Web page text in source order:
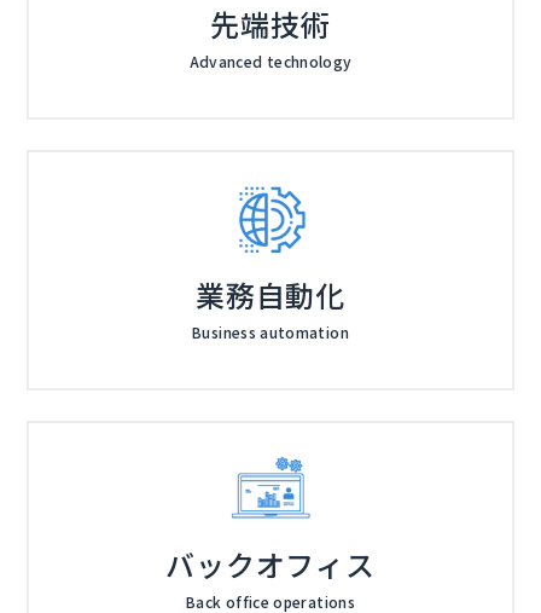
先端技術
Advanced technology
業務自動化
Business automation
バックオフィス
Back office operations